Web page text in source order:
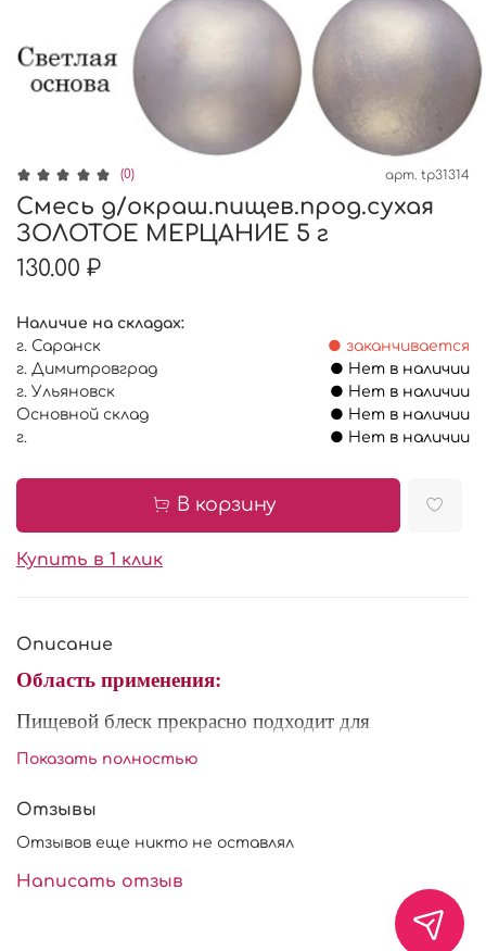
(0) арт. tp31314
Смесь д/окраш.пищев.прод.сухая
ЗОЛОТОЕ МЕРЦАНИЕ 5 г
130.00 ₽
Наличие на складах:
г. Саранск
● заканчивается
г. Димитровград
● Нет в наличии
г. Ульяновск
● Нет в наличии
Основной склад
● Нет в наличии
г.
● Нет в наличии
В корзину
Купить в 1 клик
Описание
Область применения:
Пищевой блеск прекрасно подходит для
оформления и украшения кондитерских изделий.
напитки, желе, мармелад, карамель, гель.
Существует несколько способов использования:
- развести спиртовым раствором для
использования в аэрографе в соотношении 3:1 или
Показать полностью
Отзывы
Отзывов еще никто не оставлял
Написать отзыв